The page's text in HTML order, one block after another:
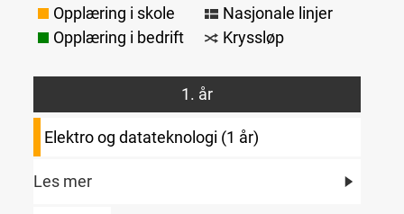
Opplæring i skole
Nasjonale linjer
Opplæring i bedrift
Kryssløp
1. år
Elektro og datateknologi (1 år)
Les mer